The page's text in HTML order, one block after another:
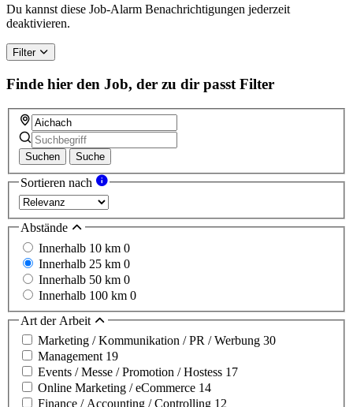
a
human,
this
field
Du kannst diese Job-Alarm Benachrichtigungen jederzeit
deaktivieren.
Filter
Finde hier den Job, der zu dir passt Filter
Suchen Suche
Sortieren nach
Abstände
Innerhalb 10 km 0
Innerhalb 25 km 0
Innerhalb 50 km 0
Innerhalb 100 km 0
Art der Arbeit
Marketing / Kommunikation / PR / Werbung 30
Management 19
Events / Messe / Promotion / Hostess 17
Online Marketing / eCommerce 14
Finance / Accounting / Controlling 12